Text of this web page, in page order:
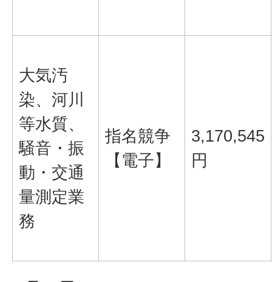
大気汚
染、河川
等水質、
騒音・振
動・交通
量測定業
務
指名競争
【電子】
3,170,545
円